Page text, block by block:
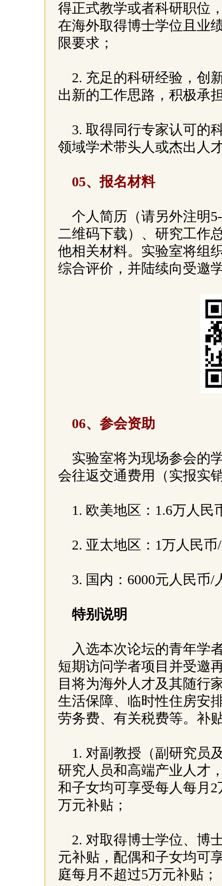
得正式教学或者科研职位
在海外取得博士学位且业
限要求；
2. 充足的科研经验，创
出新的工作思路，积极承
3. 取得同行专家认可的
领域学术带头人或杰出人
05、报名材料
个人简历（请另外注明
二维码下载）、研究工作
他相关材料。实验室将组
综合评价，并陆续向受邀
06、参会资助
实验室将为现场参会的
会往返交通费用（实报实
1. 欧美地区：1.6万人民
2. 亚太地区：1万人民
3. 国内：6000元人民币/
特别说明
入选本次论坛的青年学
短期访问学者项目并受邀
目将为海外人才及其随行
生活保障、临时性住房安
劳务费、有关税费等。补
1. 对副教授（副研究员
研究人员和高端产业人才
和子女均可享受每人每月
万元补贴；
2. 对取得博士学位、博
元补贴，配偶和子女均可
庭每月不超过5万元补贴；